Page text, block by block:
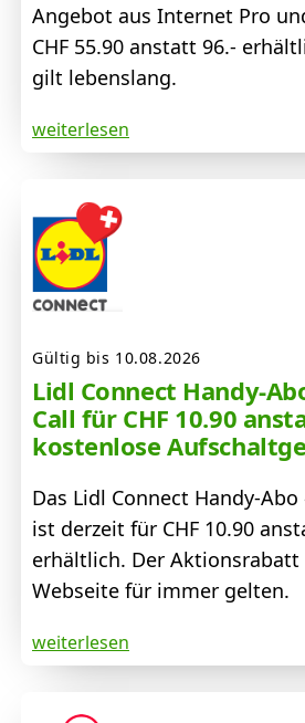
Angebot aus Internet Pro
CHF 55.90 anstatt 96.-
gilt lebenslang.
weiterlesen
Gültig bis 10.08.2026
Lidl Connect Handy-
Call für CHF 10.90
kostenlose
Das Lidl Connect Handy-Abo
ist derzeit für CHF 10.90
erhältlich. Der Aktionsrabatt
Webseite für immer gelten.
weiterlesen